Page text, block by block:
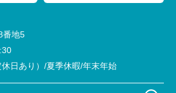
番地5
日あり）/夏季休暇/年末年始